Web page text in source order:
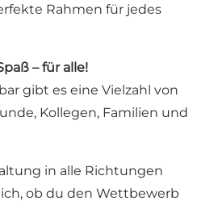
Rahmen für jedes
– für alle!
gibt es eine Vielzahl von
Kollegen, Familien und
in alle Richtungen
ob du den Wettbewerb